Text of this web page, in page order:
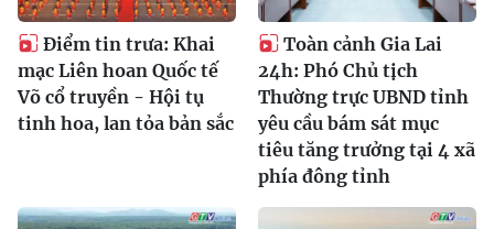
Điểm tin trưa: Khai
mạc Liên hoan Quốc tế
Võ cổ truyền - Hội tụ
tinh hoa, lan tỏa bản sắc
Toàn cảnh Gia Lai
24h: Phó Chủ tịch
Thường trực UBND tỉnh
yêu cầu bám sát mục
tiêu tăng trưởng tại 4 xã
phía đông tỉnh